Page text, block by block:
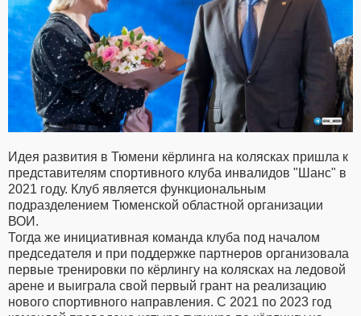
Идея развития в Тюмени кёрлинга на колясках пришла к
представителям спортивного клуба инвалидов "Шанс" в
2021 году. Клуб является функциональным
подразделением Тюменской областной организации
ВОИ.
Тогда же инициативная команда клуба под началом
председателя и при поддержке партнеров организовала
первые тренировки по кёрлингу на колясках на ледовой
арене и выиграла свой первый грант на реализацию
нового спортивного направления. С 2021 по 2023 год